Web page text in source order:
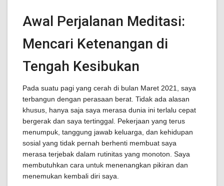
Awal Perjalanan Meditasi:
Mencari Ketenangan di
Tengah Kesibukan
Pada suatu pagi yang cerah di bulan Maret 2021, saya
terbangun dengan perasaan berat. Tidak ada alasan
khusus, hanya saja saya merasa dunia ini terlalu cepat
bergerak dan saya tertinggal. Pekerjaan yang terus
menumpuk, tanggung jawab keluarga, dan kehidupan
sosial yang tidak pernah berhenti membuat saya
merasa terjebak dalam rutinitas yang monoton. Saya
membutuhkan cara untuk menenangkan pikiran dan
menemukan kembali diri saya.